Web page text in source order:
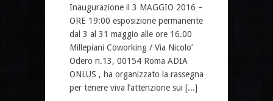
Inaugurazione il 3 MAGGIO 2016 –
ORE 19:00 esposizione permanente
dal 3 al 31 maggio alle ore 16.00
Millepiani Coworking / Via Nicolo’
Odero n.13, 00154 Roma ADIA
ONLUS , ha organizzato la rassegna
per tenere viva l’attenzione sui [...]